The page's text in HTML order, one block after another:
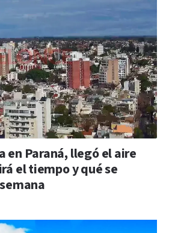
en Paraná, llegó el aire
el tiempo y qué se